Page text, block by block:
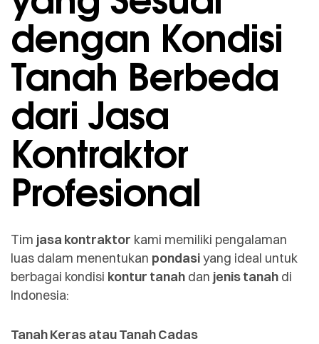
dengan Kondisi
Tanah Berbeda
dari Jasa
Kontraktor
Profesional
Tim jasa kontraktor kami memiliki pengalaman
luas dalam menentukan pondasiyang ideal untuk
berbagai kondisi kontur tanah dan jenis tanah di
Indonesia:
Tanah Keras atau Tanah Cadas